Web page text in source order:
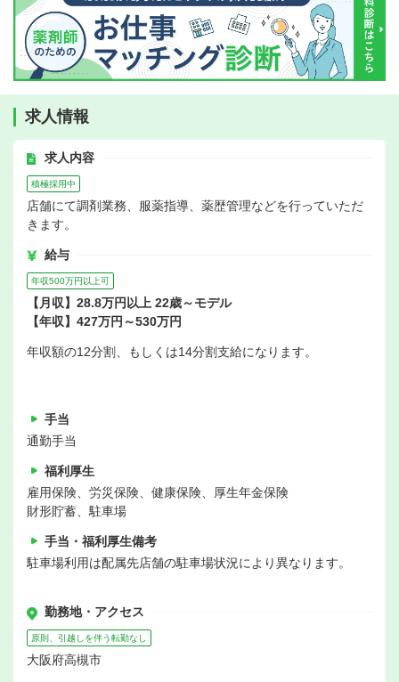
求人情報
求人内容
積極採用中
店舗にて調剤業務、服薬指導、薬歴管理などを行っていただ
きます。
給与
年収500万円以上可
【月収】28.8万円以上 22歳～モデル
【年収】427万円～530万円
年収額の12分割、もしくは14分割支給になります。
手当
通勤手当
福利厚生
雇用保険、労災保険、健康保険、厚生年金保険
財形貯蓄、駐車場
手当・福利厚生備考
駐車場利用は配属先店舗の駐車場状況により異なります。
勤務地・アクセス
原則、引越しを伴う転勤なし
大阪府高槻市